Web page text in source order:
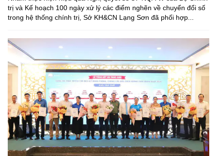
trị và Kế hoạch 100 ngày xử lý các điểm nghẽn về chuyển đổi số
trong hệ thống chính trị, Sở KH&CN Lạng Sơn đã phối hợp...